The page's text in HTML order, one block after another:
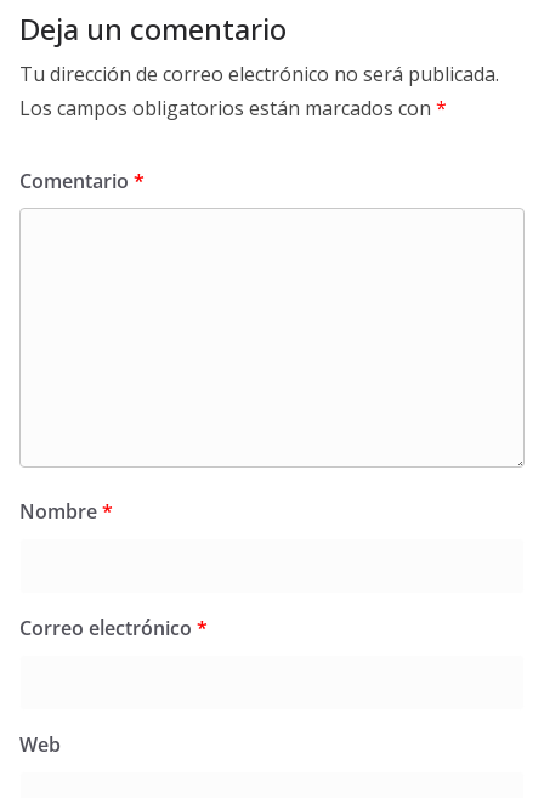
Deja un comentario
Tu dirección de correo electrónico no será publicada.
Los campos obligatorios están marcados con *
Comentario *
Nombre*
Correo electrónico *
Web